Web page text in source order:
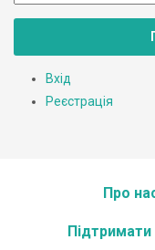
Вхід
Реєстрація
Про
Підтримати